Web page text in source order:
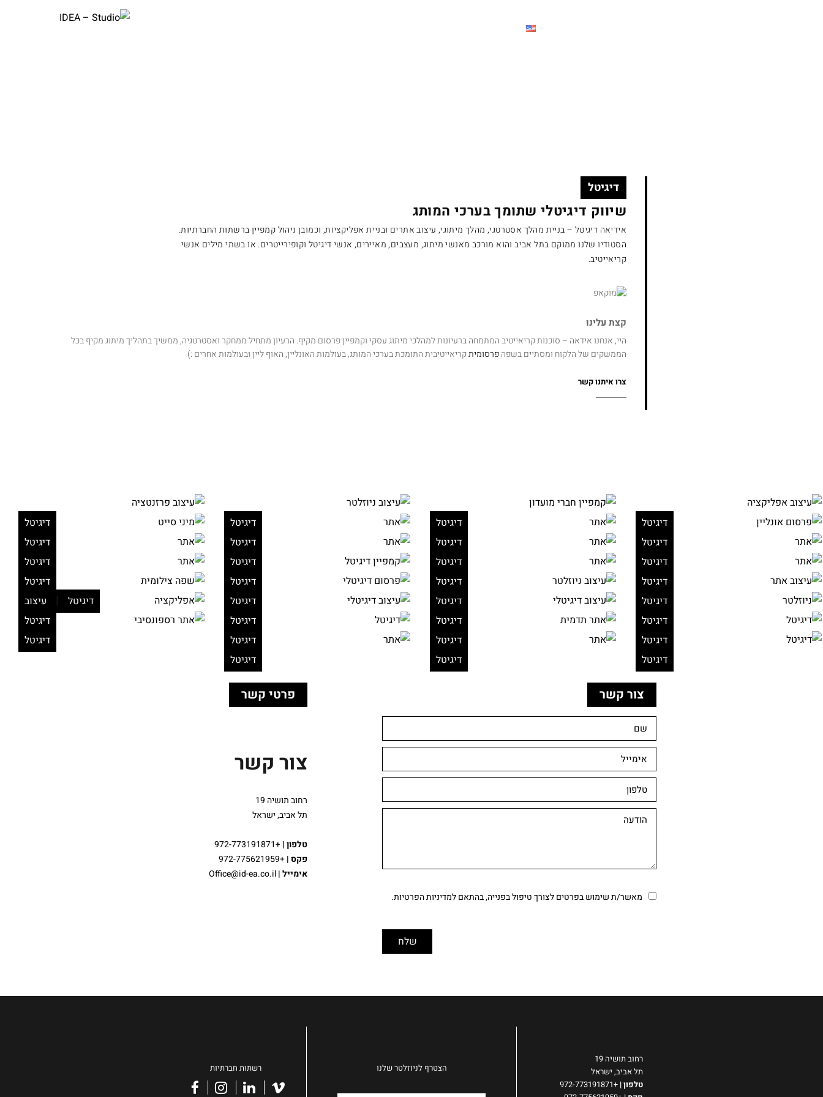
דיגיטל
שיווק דיגיטלי שתומך בערכי המותג
אידיאה דיגיטל – בניית מהלך אסטרטגי, מהלך מיתוגי, עיצוב אתרים ובניית אפליקציות, וכמובן ניהול קמפיין ברשתות החברתיות.
הסטודיו שלנו ממוקם בתל אביב והוא מורכב מאנשי מיתוג, מעצבים, מאיירים, אנשי דיגיטל וקופירייטרים. או בשתי מילים אנשי
קריאייטיב.
קצת עלינו
היי, אנחנו אידאה – סוכנות קריאייטיב המתמחה ברעיונות למהלכימיתוג עסקי וקמפיין פרסום מקיף. הרעיון מתחיל ממחקר ואסטרטגיה, ממשיך בתהליך מיתוג מקיף בכל
הממשקים של הלקוח ומסתיים בשפהפרסומיתקריאייטיבית התומכת בערכי המותג,בעולמות האונליין, האוף ליין ובעולמות אחרים :)
צרו איתנו קשר
דיגיטל דיגיטל דיגיטל
דיגיטל
דיגיטל
דיגיטל דיגיטל
דיגיטל
דיגיטל
דיגיטל דיגיטל
דיגיטל
דיגיטל
דיגיטל דיגיטל
דיגיטל
דיגיטל
דיגיטל דיגיטל דיגיטל |
עיצוב
דיגיטל
דיגיטל דיגיטל
דיגיטל
דיגיטל
דיגיטל דיגיטל
דיגיטל
דיגיטל
דיגיטל דיגיטל
צור קשר
מאשר/ת שימוש בפרטים לצורך טיפול בפנייה, בהתאם למדיניות הפרטיות.
פרטי קשר
צור קשר
רחוב תושיה 19
תל אביב, ישראל
טלפון|
+972-773191871
פקס |+972-775621959
אימייל|
רחוב תושיה 19
תל אביב, ישראל
טלפון|
+972-773191871
הצטרף לניוזלטר שלנו רשתות חברתיות
facebookinstagramlinkedinvimeo